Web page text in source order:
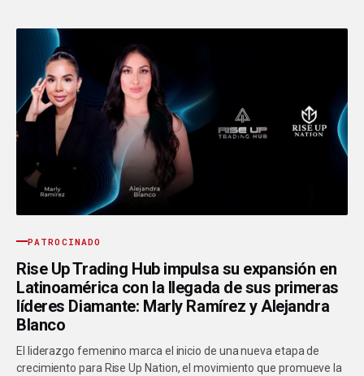
PATROCINADO
Rise Up Trading Hub impulsa su expansión en
Latinoamérica con la llegada de sus primeras
líderes Diamante: Marly Ramírez y Alejandra
Blanco
El liderazgo femenino marca el inicio de una nueva etapa de
crecimiento para Rise Up Nation, el movimiento que promueve la